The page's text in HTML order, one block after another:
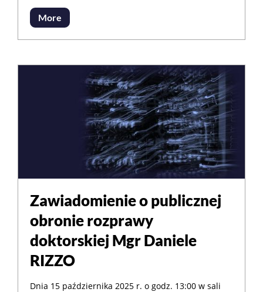
More
Zawiadomienie o publicznej
obronie rozprawy
doktorskiej Mgr Daniele
RIZZO
Dnia 15 października 2025 r. o godz. 13:00 w sali